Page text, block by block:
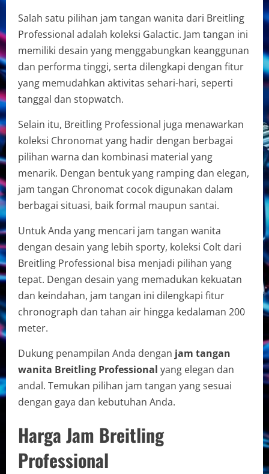
Salah satu pilihan jam tangan wanita dari Breitling
Professional adalah koleksi Galactic. Jam tangan ini
memiliki desain yang menggabungkan keanggunan
dan performa tinggi, serta dilengkapi dengan fitur
yang memudahkan aktivitas sehari-hari, seperti
tanggal dan stopwatch.
Selain itu, Breitling Professional juga menawarkan
koleksi Chronomat yang hadir dengan berbagai
pilihan warna dan kombinasi material yang
menarik. Dengan bentuk yang ramping dan elegan,
jam tangan Chronomat cocok digunakan dalam
berbagai situasi, baik formal maupun santai.
Untuk Anda yang mencari jam tangan wanita
dengan desain yang lebih sporty, koleksi Colt dari
Breitling Professional bisa menjadi pilihan yang
tepat. Dengan desain yang memadukan kekuatan
dan keindahan, jam tangan ini dilengkapi fitur
chronograph dan tahan air hingga kedalaman 200
meter.
Dukung penampilan Anda dengan jam tangan
wanita Breitling Professional yang elegan dan
andal. Temukan pilihan jam tangan yang sesuai
dengan gaya dan kebutuhan Anda.
Harga Jam Breitling
Professional